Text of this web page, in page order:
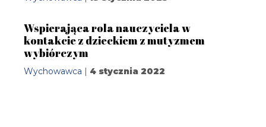
Wspierająca rola nauczyciela w
kontakcie z dzieckiem z mutyzmem
wybiórczym
Wychowawca | 4 stycznia 2022